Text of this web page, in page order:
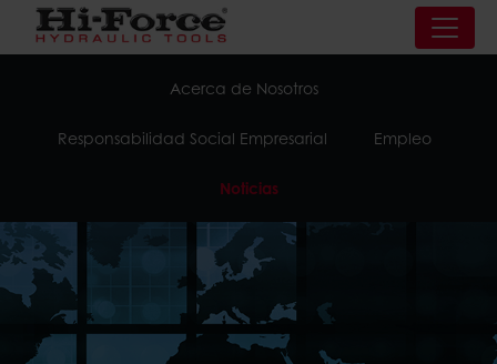
Acerca de Nosotros
Responsabilidad Social Empresarial Empleo
Noticias